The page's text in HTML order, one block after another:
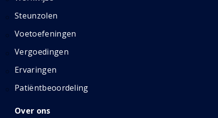
Steunzolen
Voetoefeningen
Vergoedingen
Ervaringen
Patiëntbeoordeling
Over ons